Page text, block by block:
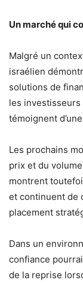
Un marché qui
Malgré un
israélien
solutions de
les investisseurs
témoignent
Les prochains
prix et du
montrent
et continuent de
placement
Dans un
confiance
de la reprise